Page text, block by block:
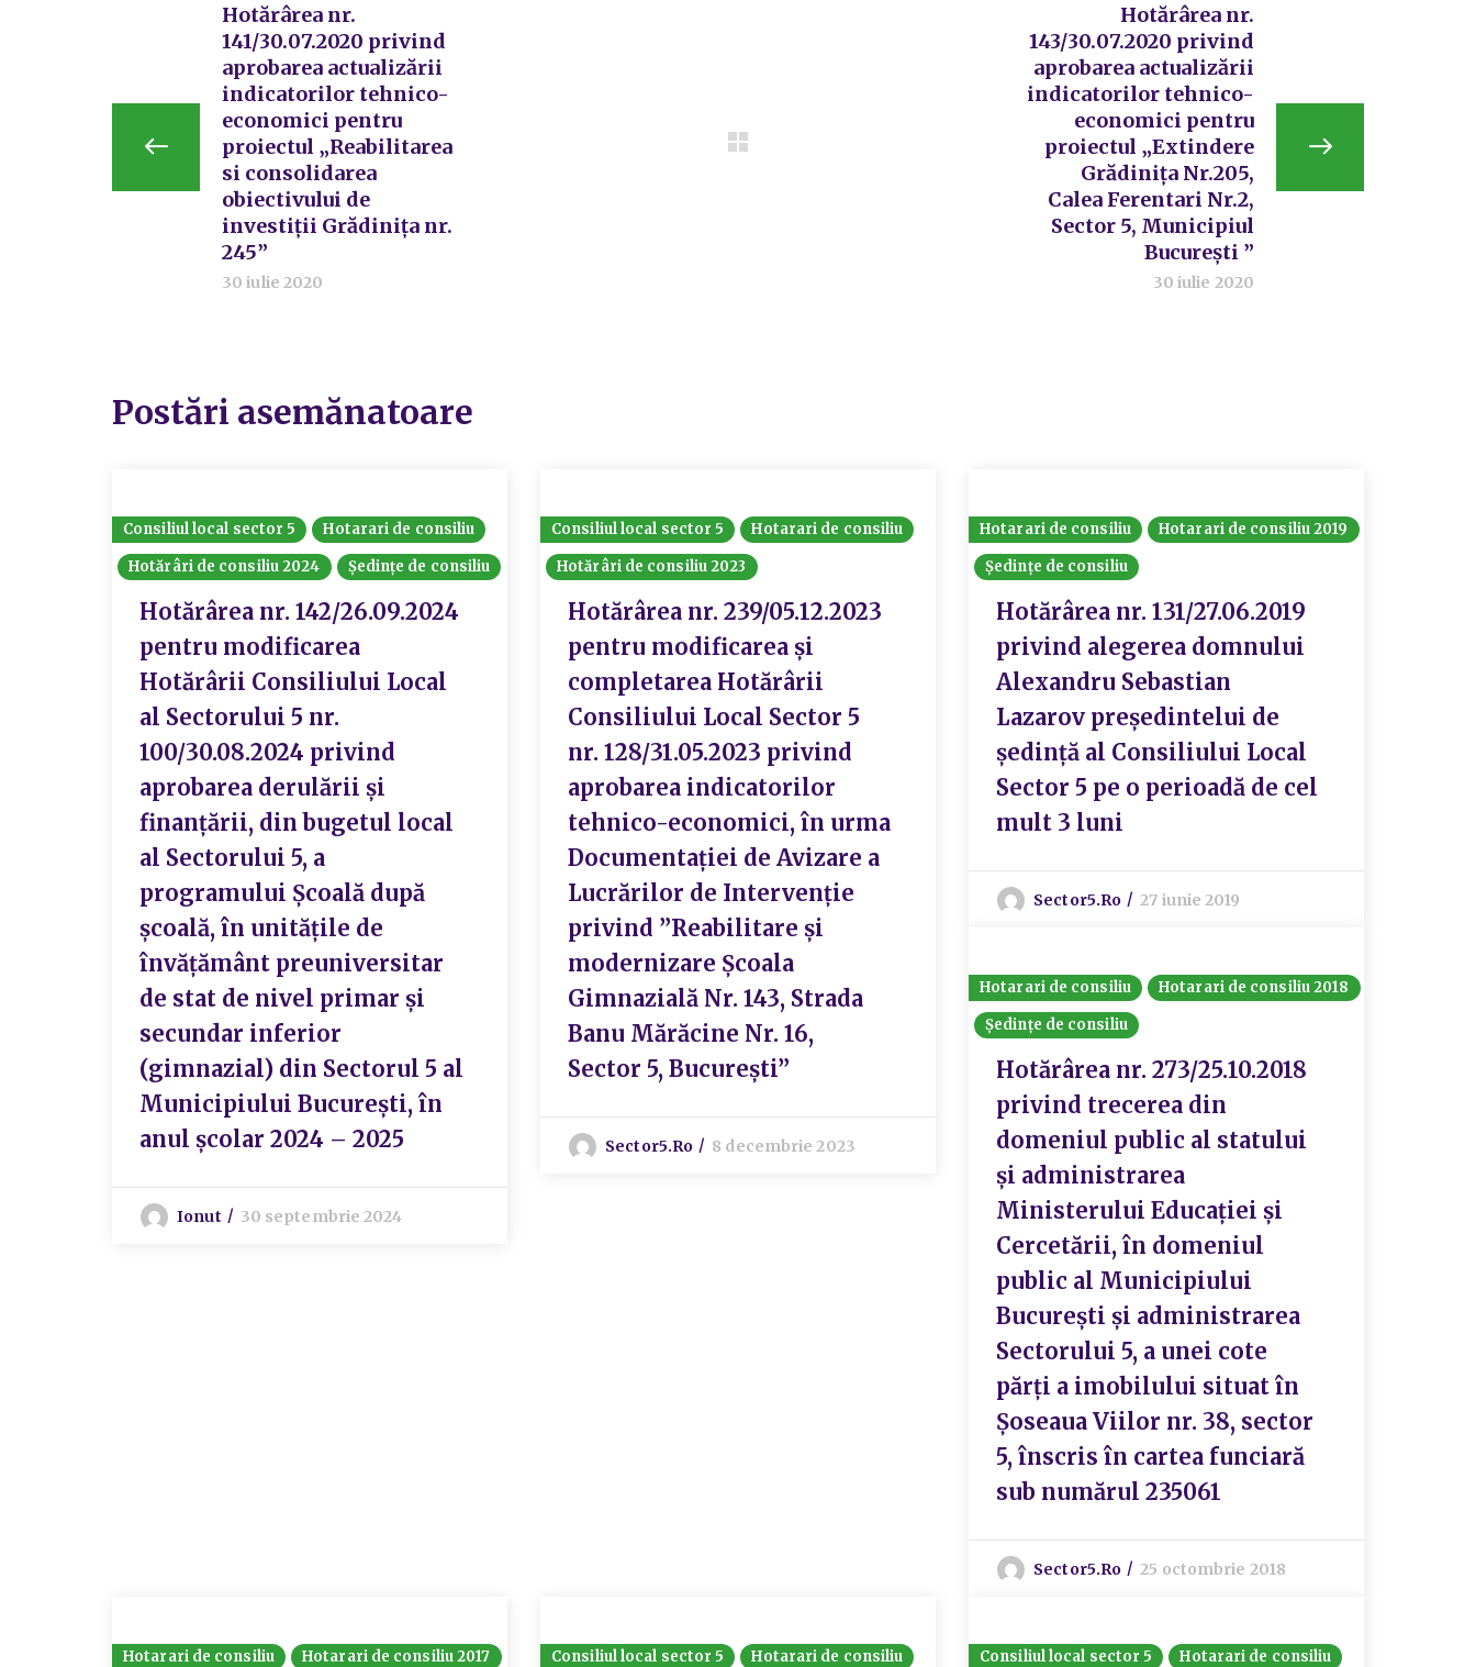
Hotărârea nr.
141/30.07.2020 privind
aprobarea actualizării
indicatorilor tehnico-
economici pentru
proiectul „Reabilitarea
si consolidarea
obiectivului de
investiții Grădinița nr.
245”
30 iulie 2020
Hotărârea nr.
143/30.07.2020 privind
aprobarea actualizării
indicatorilor tehnico-
economici pentru
proiectul „Extindere
Grădinița Nr.205,
Calea Ferentari Nr.2,
Sector 5, Municipiul
București ”
30 iulie 2020
Postări asemănatoare
Consiliul local sector 5
Hotarari de consiliu
Hotărâri de consiliu 2024
Ședințe de consiliu
Hotărârea nr. 142/26.09.2024
pentru modificarea
Hotărârii Consiliului Local
al Sectorului 5 nr.
100/30.08.2024 privind
aprobarea derulării și
finanțării, din bugetul local
al Sectorului 5, a
programului Școală după
școală, în unitățile de
învățământ preuniversitar
de stat de nivel primar și
secundar inferior
(gimnazial) din Sectorul 5 al
Municipiului București, în
anul școlar 2024 – 2025
Ionut 30 septembrie 2024
Consiliul local sector 5
Hotarari de consiliu
Hotărâri de consiliu 2023
Hotărârea nr. 239/05.12.2023
pentru modificarea și
completarea Hotărârii
Consiliului Local Sector 5
nr. 128/31.05.2023 privind
aprobarea indicatorilor
tehnico-economici, în urma
Documentației de Avizare a
Lucrărilor de Intervenție
privind ”Reabilitare și
modernizare Școala
Gimnazială Nr. 143, Strada
Banu Mărăcine Nr. 16,
Sector 5, București”
Sector5.ro 8 decembrie 2023
Hotarari de consiliu
Hotarari de consiliu 2019
Ședințe de consiliu
Hotărârea nr. 131/27.06.2019
privind alegerea domnului
Alexandru Sebastian
Lazarov președintelui de
ședință al Consiliului Local
Sector 5 pe o perioadă de cel
mult 3 luni
Sector5.ro 27 iunie 2019
Hotarari de consiliu
Hotarari de consiliu 2018
Ședințe de consiliu
Hotărârea nr. 273/25.10.2018
privind trecerea din
domeniul public al statului
și administrarea
Ministerului Educației și
Cercetării, în domeniul
public al Municipiului
București și administrarea
Sectorului 5, a unei cote
părți a imobilului situat în
Șoseaua Viilor nr. 38, sector
5, înscris în cartea funciară
sub numărul 235061
Sector5.ro 25 octombrie 2018
Hotarari de consiliu
Hotarari de consiliu 2017
Consiliul local sector 5
Hotarari de consiliu
Consiliul local sector 5
Hotarari de consiliu